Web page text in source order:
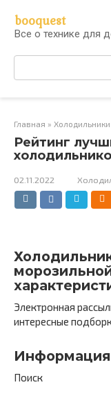
контенту
booquest
Все о технике для
Поиск:
Главная » Холодильники
Рейтинг
02.11.2022
Электронная
интересные
Информация
Поиск